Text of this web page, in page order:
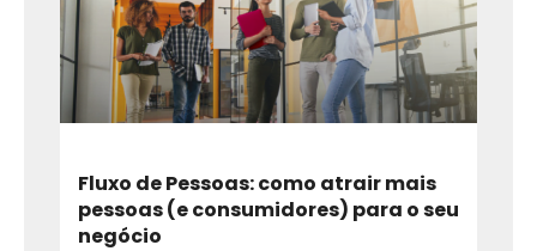
Fluxo de Pessoas: como atrair mais
pessoas (e consumidores) para o seu
negócio